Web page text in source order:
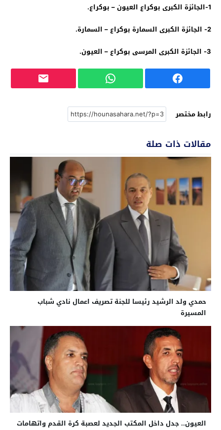
1-الجائزة الكبرى بوكراع العيون – بوكراع.
2- الجائزة الكبرى السمارة بوكراع – السمارة.
3- الجائزة الكبرى المرسى بوكراع – العيون.
رابط مختصر
مقالات ذات صلة
حمدي ولد الرشيد رئيسا للجنة تصريف اعمال نادي شباب
المسيرة
العيون.. جدل داخل المكتب الجديد لعصبة كرة القدم واتهامات